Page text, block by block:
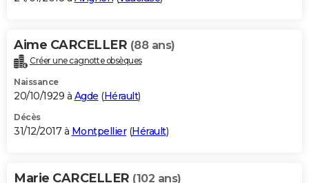
Aime CARCELLER (88 ans)
Créer une cagnotte obsèques
Naissance
20/10/1929 à Agde (Hérault)
Décès
31/12/2017 à Montpellier(Hérault)
Marie CARCELLER (102 ans)